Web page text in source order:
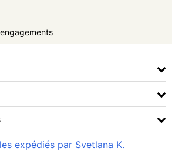
expédiés par Svetlana K.